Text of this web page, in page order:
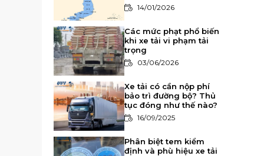
14/01/2026
Các mức phạt phổ biến
khi xe tải vi phạm tải
trọng
03/06/2026
Xe tải có cần nộp phí
bảo trì đường bộ? Thủ
tục đóng như thế nào?
16/09/2025
Phân biệt tem kiểm
định và phù hiệu xe tải